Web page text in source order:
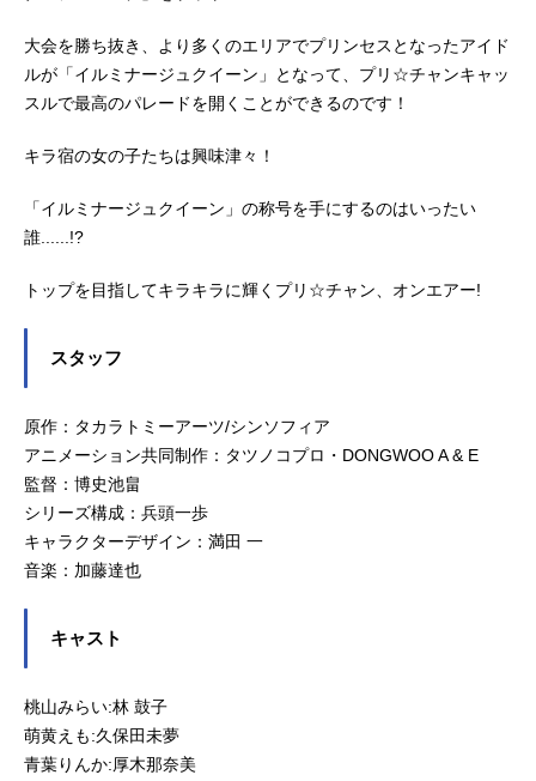
大会を勝ち抜き、より多くのエリアでプリンセスとなったアイド
ルが「イルミナージュクイーン」となって、プリ☆チャンキャッ
スルで最高のパレードを開くことができるのです！
キラ宿の女の子たちは興味津々！
「イルミナージュクイーン」の称号を手にするのはいったい
誰......!?
トップを目指してキラキラに輝くプリ☆チャン、オンエアー!
スタッフ
原作：タカラトミーアーツ/シンソフィア
アニメーション共同制作：タツノコプロ・DONGWOO A & E
監督：博史池畠
シリーズ構成：兵頭一歩
キャラクターデザイン：満田 一
音楽：加藤達也
キャスト
桃山みらい:林 鼓子
萌黄えも:久保田未夢
青葉りんか:厚木那奈美